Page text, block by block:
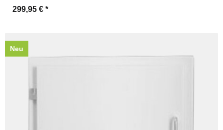
299,95 € *
Neu